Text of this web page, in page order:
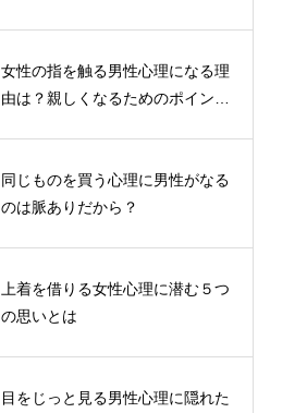
女性の指を触る男性心理になる理
由は？親しくなるためのポイント
同じものを買う心理に男性がなる
のは脈ありだから？
上着を借りる女性心理に潜む５つ
の思いとは
目をじっと見る男性心理に隠れた